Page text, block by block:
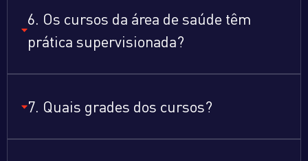
6. Os cursos da área de saúde têm
prática supervisionada?
7. Quais grades dos cursos?